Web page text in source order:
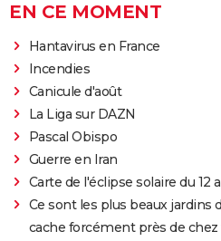
EN CE MOMENT
Hantavirus en France
Incendies
Canicule d'août
La Liga sur DAZN
Pascal Obispo
Guerre en Iran
Carte de l'éclipse solaire du 12
Ce sont les plus beaux jardins
cache forcément près de chez